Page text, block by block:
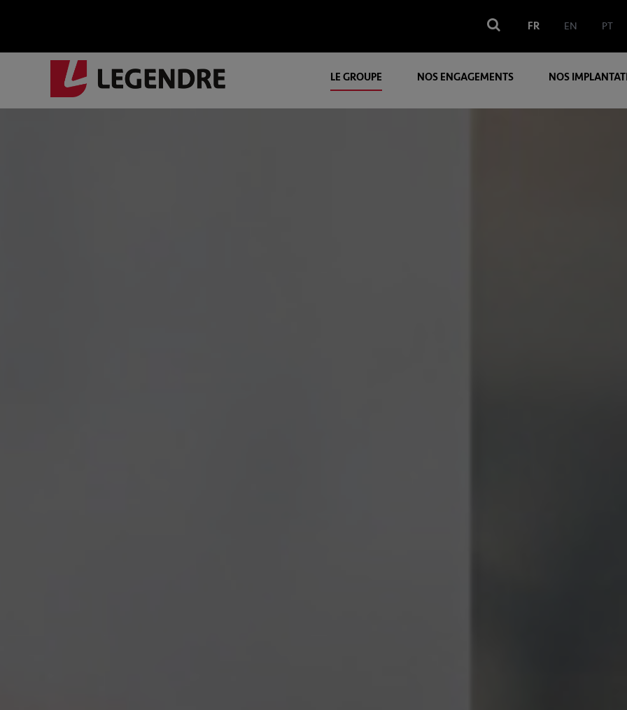
FR EN PT
LE GROUPE NOS ENGAGEMENTS NOS